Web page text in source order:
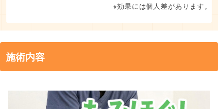
※効果には個人差があります。
施術内容